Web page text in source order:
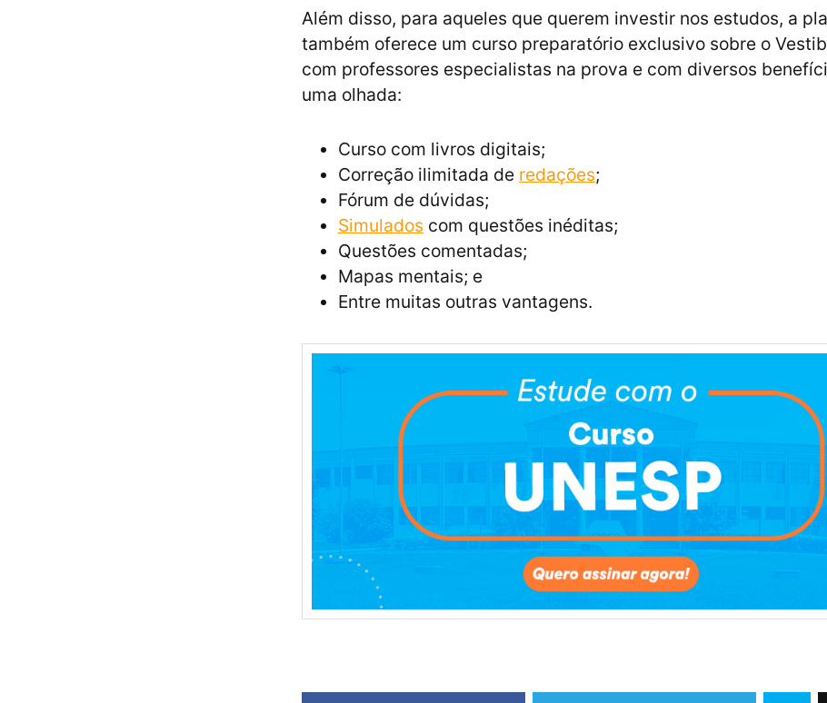
Além disso, para aqueles que querem investir nos estudos, a
também oferece um curso preparatório exclusivo sobre o
com professores especialistas na prova e com diversos
uma olhada:
Curso com livros digitais;
Correção ilimitada de redações;
Fórum de dúvidas;
Simulados com questões inéditas;
Questões comentadas;
Mapas mentais; e
Entre muitas outras vantagens.